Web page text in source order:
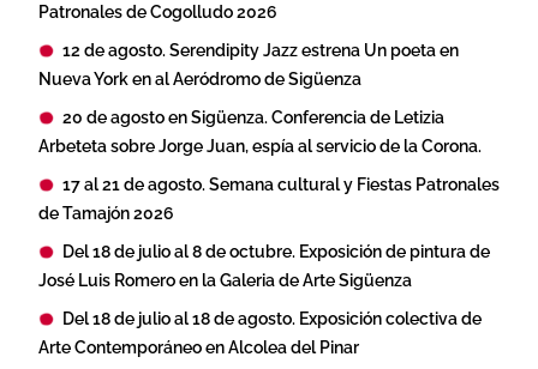
Patronales de Cogolludo 2026
12 de agosto. Serendipity Jazz estrena Un poeta en
Nueva York en al Aeródromo de Sigüenza
20 de agosto en Sigüenza. Conferencia de Letizia
Arbeteta sobre Jorge Juan, espía al servicio de la Corona.
17 al 21 de agosto. Semana cultural y Fiestas Patronales
de Tamajón 2026
Del 18 de julio al 8 de octubre. Exposición de pintura de
José Luis Romero en la Galeria de Arte Sigüenza
Del 18 de julio al 18 de agosto. Exposición colectiva de
Arte Contemporáneo en Alcolea del Pinar